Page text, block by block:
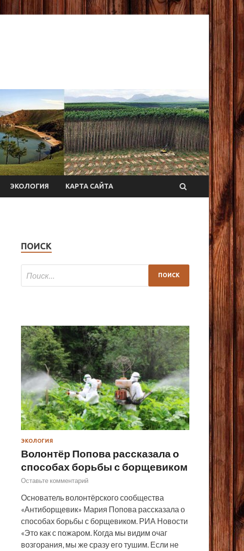
ЭКОЛОГИЯ КАРТА САЙТА
ПОИСК
ЭКОЛОГИЯ
Волонтёр Попова рассказала о
способах борьбы с борщевиком
Оставьте комментарий
Основатель волонтёрского сообщества
«Антиборщевик» Мария Попова рассказала о
способах борьбы с борщевиком. РИА Новости
«Это как с пожаром. Когда мы видим очаг
возгорания, мы же сразу его тушим. Если не